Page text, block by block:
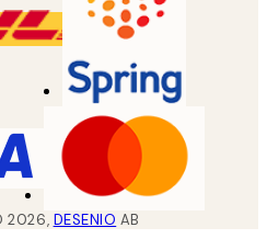
2026, DESENIO AB